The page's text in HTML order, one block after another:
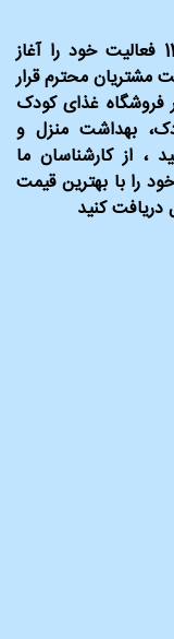
فروشگاه اینترنتی غذای کودک از سال1396 فعالیت خود را آغاز
مشتریان محترم قرار
فروشگاه غذای کودک
بهداشت منزل و
، از کارشناسان ما
را با بهترین قیمت
کنید